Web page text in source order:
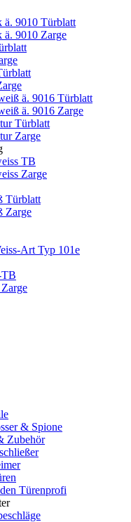
ä. 9010 Türblatt
ä. 9010 Zarge
ä. 9016 Türblatt
ä. 9016 Zarge
Türblatt
Zarge
TB
Zarge
Türblatt
Zarge
Art Typ 101e
TB
& Spione
Zubehör
Türenprofi